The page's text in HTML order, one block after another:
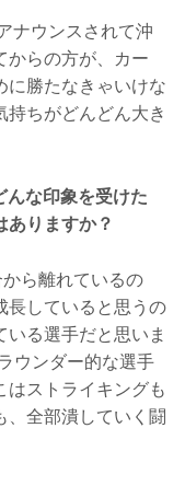
ナウンスされて沖
からの方が、カー
に勝たなきゃいけな
持ちがどんどん大き
んな印象を受けた
ありますか？
ら離れているの
長していると思うの
る選手だと思いま
ウンダー的な選手
はストライキングも
、全部潰していく闘